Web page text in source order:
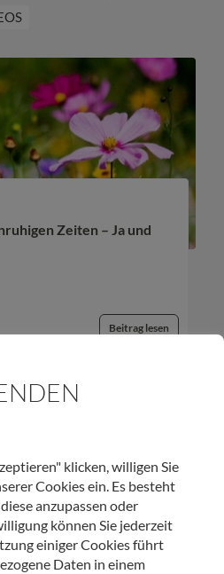
Zeiten – Ja und
Beitrag lesen
klicken, willigen Sie
Cookies ein. Es besteht
anzupassen oder
können Sie jederzeit
einiger Cookies führt
Daten in einem